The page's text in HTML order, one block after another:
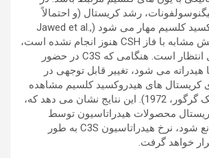
رشد کریستال (و احتمالاً
هسته زایی) هیدروکسید کلسیم مهار می شود (Jawed et al.,
1979). اگرچه آزمایش مشابه با فاز CSH هنوز انجام نشده است،
نتیجه مشابهی قابل انتظار است. هنگامی که C3S در حضور
هیدراته می شود، تغییر قابل توجهی در
کریستال های هیدروکسید کلسیم مشاهده
می شود (برگر و مک گرگور، 1972). این نتایج نشان می دهد که،
محصولات هیدراتاسیون توسط
لیگنوسولفونات مانع شود، نرخ هیدراتاسیون C3S به طور
خواهد گرفت.